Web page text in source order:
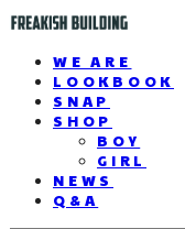
WE ARE
LOOKBOOK
SNAP
SHOP
BOY
GIRL
NEWS
Q&A